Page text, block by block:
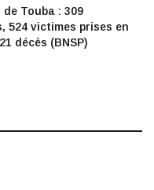
Touba : 309
524 victimes prises en
décès (BNSP)